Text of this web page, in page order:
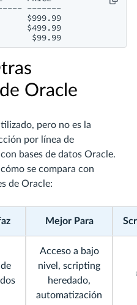
-------
$999.99
$499.99
$99.99
Oracle
pero no es la
por línea de
bases de datos Oracle.
se compara con
de Oracle:
Mejor Para
Acceso a bajo
nivel, scripting
heredado,
automatización